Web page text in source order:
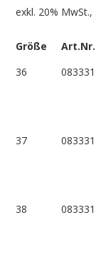
exkl. 20% MwSt.,
Größe Art.Nr.
36
37
38